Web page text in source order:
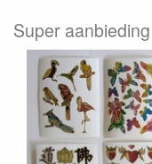
Super aanbieding